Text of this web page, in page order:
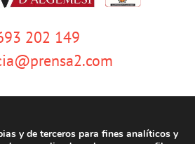
202 149
y de terceros para fines analíticos y